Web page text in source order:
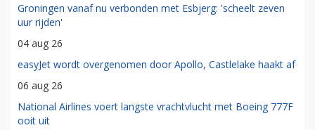
Groningen vanaf nu verbonden met Esbjerg: 'scheelt zeven
uur rijden'
04 aug 26
easyJet wordt overgenomen door Apollo, Castlelake haakt af
06 aug 26
National Airlines voert langste vrachtvlucht met Boeing 777F
ooit uit